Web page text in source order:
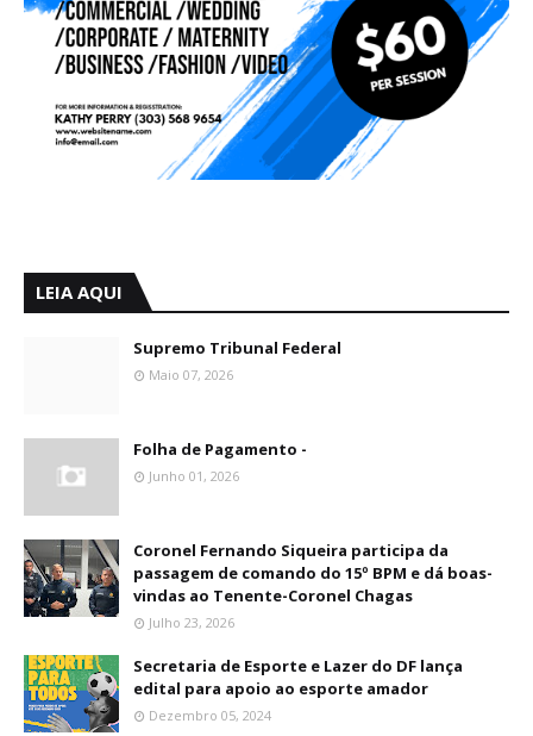
LEIA AQUI
Supremo Tribunal Federal
Maio 07, 2026
Folha de Pagamento -
Junho 01, 2026
Coronel Fernando Siqueira participa da
passagem de comando do 15º BPM e dá boas-
vindas ao Tenente-Coronel Chagas
Julho 23, 2026
Secretaria de Esporte e Lazer do DF lança
edital para apoio ao esporte amador
Dezembro 05, 2024